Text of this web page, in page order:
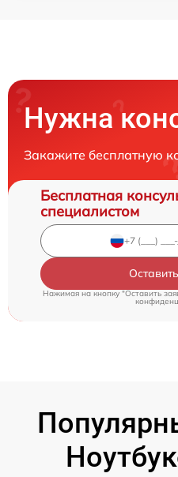
Нужна
Закажите бесплатную
Бесплатная
специалистом
Нажимая на кнопку "Оставить